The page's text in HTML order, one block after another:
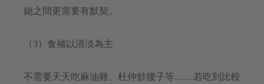
媳之間更需要有默契。
（3）食補以清淡為主
不需要天天吃麻油雞、杜仲炒腰子等……若吃到比較